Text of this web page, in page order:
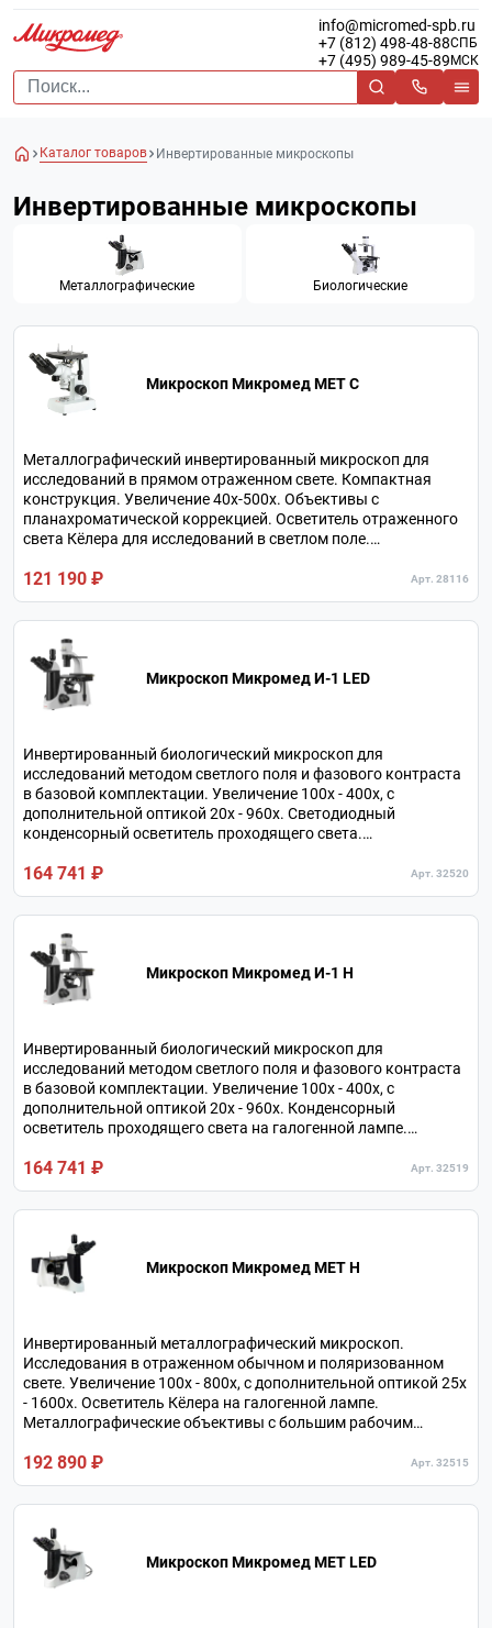
info@micromed-spb.ru
+7 (812) 498-48-88СПБ
+7 (495) 989-45-89 МСК
Каталог товаров Инвертированные микроскопы
Инвертированные микроскопы
Металлографические Биологические
Микроскоп Микромед МЕТ С
Металлографический инвертированный микроскоп для
исследований в прямом отраженном свете. Компактная
конструкция. Увеличение 40х-500х. Объективы с
планахроматической коррекцией. Осветитель отраженного
света Кёлера для исследований в светлом поле.
конструкция визуальной насадки.
121 190 ₽ Арт. 28116
Микроскоп Микромед И-1 LED
Инвертированный биологический микроскоп для
исследований методом светлого поля и фазового контраста
в базовой комплектации. Увеличение 100х - 400х, с
дополнительной оптикой 20х - 960х. Светодиодный
конденсорный осветитель проходящего света.
устройство на 5 объективов.
164 741 ₽ Арт. 32520
Микроскоп Микромед И-1 Н
Инвертированный биологический микроскоп для
исследований методом светлого поля и фазового контраста
в базовой комплектации. Увеличение 100х - 400х, с
дополнительной оптикой 20х - 960х. Конденсорный
осветитель проходящего света на галогенной лампе.
устройство на 5 объективов.
164 741 ₽ Арт. 32519
Микроскоп Микромед МЕТ H
Инвертированный металлографический микроскоп.
Исследования в отраженном обычном и поляризованном
свете. Увеличение 100х - 800х, с дополнительной оптикой 25х
- 1600х. Осветитель Кёлера на галогенной лампе.
Металлографические объективы с большим рабочим
Револьверное устройство на 5 объективов.
192 890 ₽ Арт. 32515
Микроскоп Микромед МЕТ LED